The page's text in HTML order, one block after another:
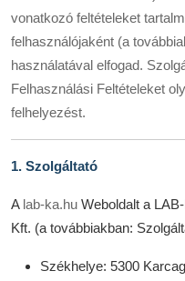
Szolgáltatás
Termékek
Kész Táptalajok
Hungarian
vonatkozó feltételeket
felhasználójaként (a
használatával elfogad.
Felhasználási Feltételeket
felhelyezést.
1. Szolgáltató
A lab-ka.hu Weboldalt a
Kft. (a továbbiakban:
Székhelye: 5300